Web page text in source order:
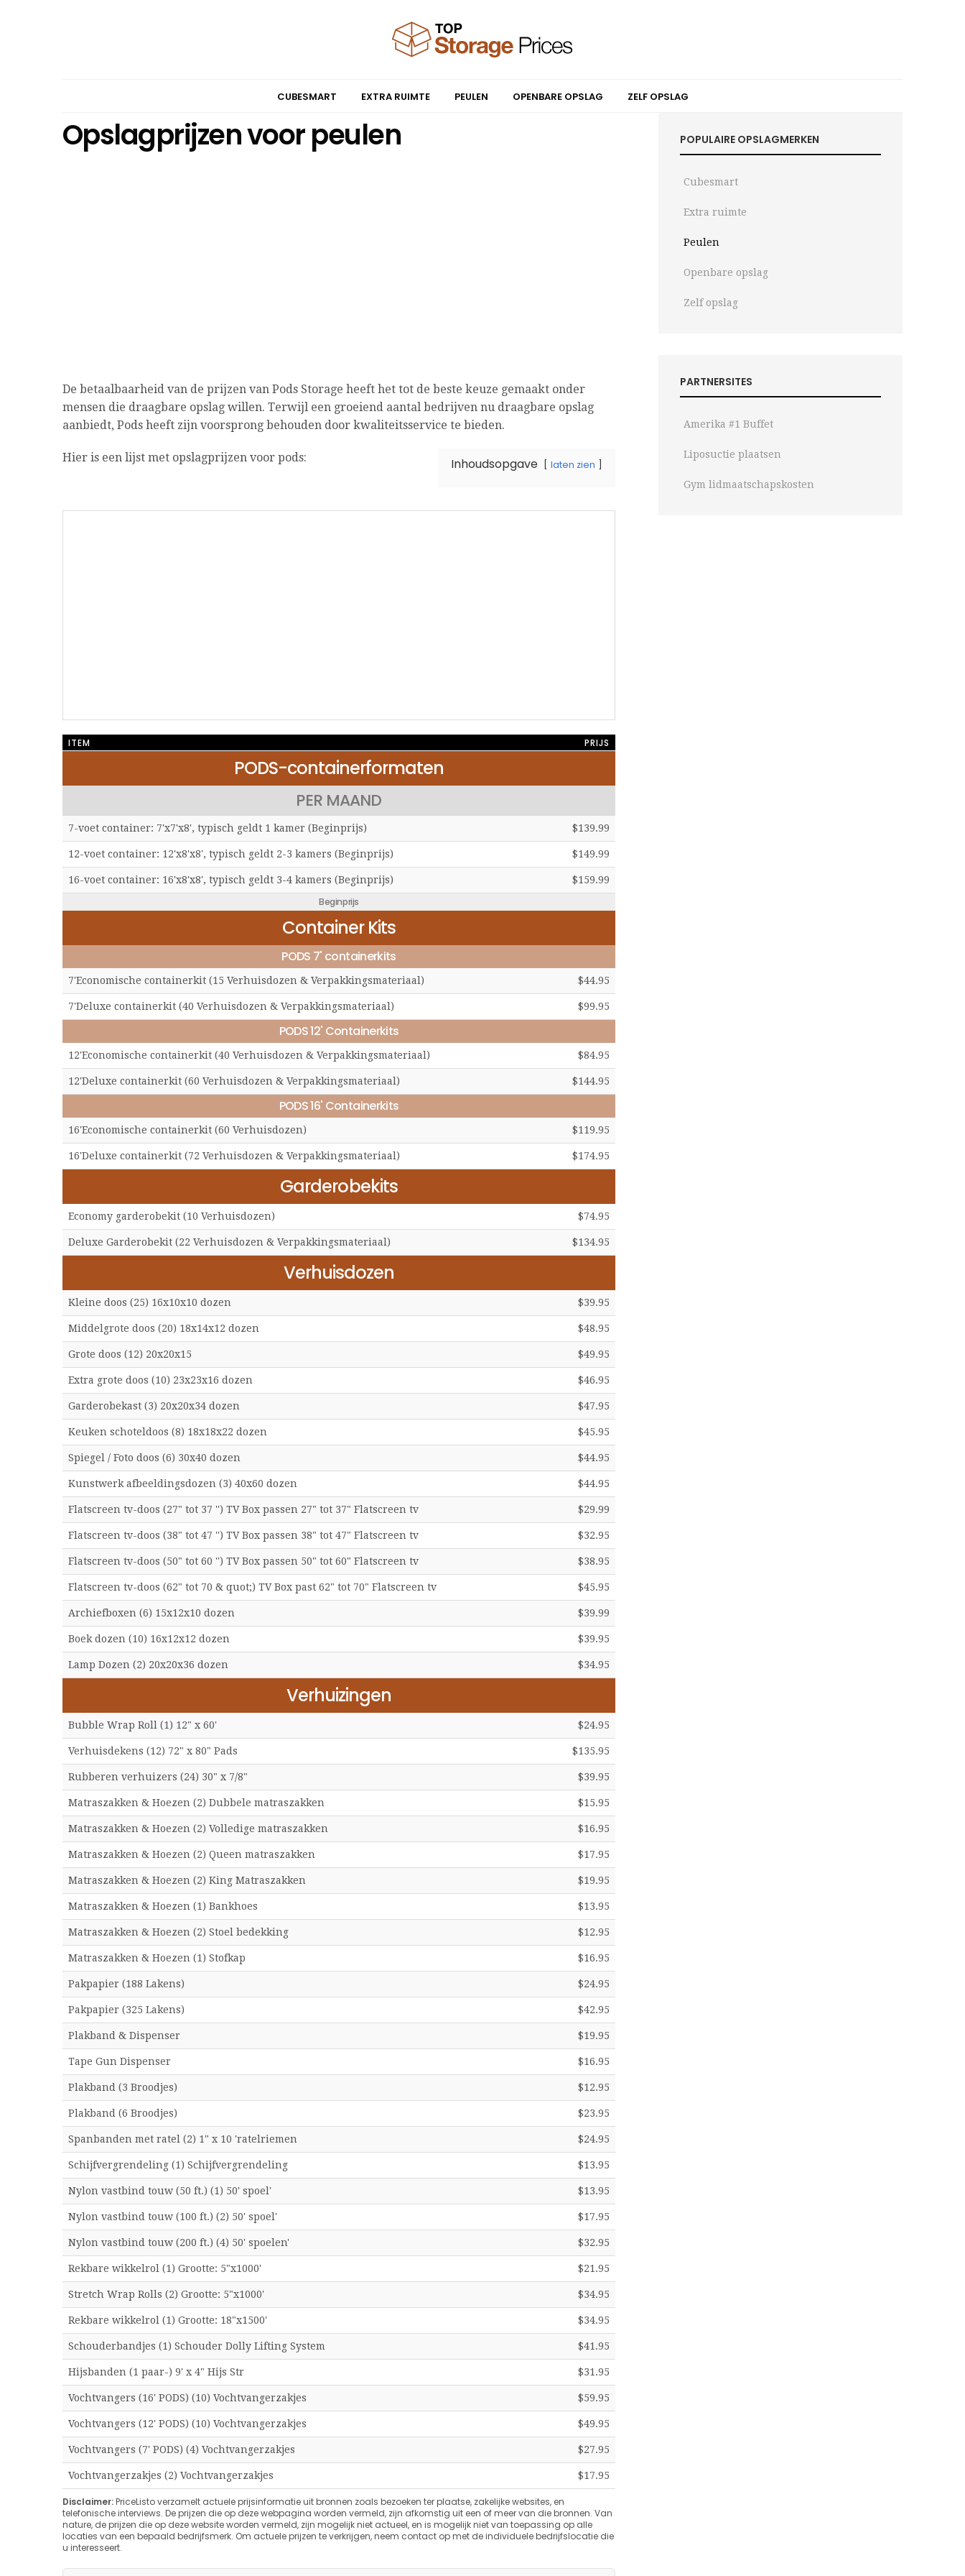
CUBESMART EXTRA RUIMTE PEULEN OPENBARE OPSLAG ZELF OPSLAG
Opslagprijzen voor peulen
De betaalbaarheid van de prijzen van Pods Storage heeft het tot de beste keuze gemaakt onder
mensen die draagbare opslag willen. Terwijl een groeiend aantal bedrijven nu draagbare opslag
aanbiedt, Pods heeft zijn voorsprong behouden door kwaliteitsservice te bieden.
Inhoudsopgave laten zien
Hier is een lijst met opslagprijzen voor pods:
ITEM PRIJS
PODS-containerformaten
PER MAAND
7-voet container: 7'x7'x8', typisch geldt 1 kamer (Beginprijs) $139.99
12-voet container: 12'x8'x8', typisch geldt 2-3 kamers (Beginprijs) $149.99
16-voet container: 16'x8'x8', typisch geldt 3-4 kamers (Beginprijs) $159.99
Beginprijs
Container Kits
PODS 7' containerkits
7'Economische containerkit (15 Verhuisdozen & Verpakkingsmateriaal) $44.95
7'Deluxe containerkit (40 Verhuisdozen & Verpakkingsmateriaal) $99.95
PODS 12' Containerkits
12'Economische containerkit (40 Verhuisdozen & Verpakkingsmateriaal) $84.95
12'Deluxe containerkit (60 Verhuisdozen & Verpakkingsmateriaal) $144.95
PODS 16' Containerkits
16'Economische containerkit (60 Verhuisdozen) $119.95
16'Deluxe containerkit (72 Verhuisdozen & Verpakkingsmateriaal) $174.95
Garderobekits
Economy garderobekit (10 Verhuisdozen) $74.95
Deluxe Garderobekit (22 Verhuisdozen & Verpakkingsmateriaal) $134.95
Verhuisdozen
Kleine doos (25) 16x10x10 dozen $39.95
Middelgrote doos (20) 18x14x12 dozen $48.95
Grote doos (12) 20x20x15 $49.95
Extra grote doos (10) 23x23x16 dozen $46.95
Garderobekast (3) 20x20x34 dozen $47.95
Keuken schoteldoos (8) 18x18x22 dozen $45.95
Spiegel / Foto doos (6) 30x40 dozen $44.95
Kunstwerk afbeeldingsdozen (3) 40x60 dozen $44.95
Flatscreen tv-doos (27" tot 37 '') TV Box passen 27" tot 37" Flatscreen tv $29.99
Flatscreen tv-doos (38" tot 47 '') TV Box passen 38" tot 47" Flatscreen tv $32.95
Flatscreen tv-doos (50" tot 60 '') TV Box passen 50" tot 60" Flatscreen tv $38.95
Flatscreen tv-doos (62" tot 70 & quot;) TV Box past 62" tot 70" Flatscreen tv $45.95
Archiefboxen (6) 15x12x10 dozen $39.99
Boek dozen (10) 16x12x12 dozen $39.95
Lamp Dozen (2) 20x20x36 dozen $34.95
Verhuizingen
Bubble Wrap Roll (1) 12" x 60' $24.95
Verhuisdekens (12) 72" x 80" Pads $135.95
Rubberen verhuizers (24) 30" x 7/8" $39.95
Matraszakken & Hoezen (2) Dubbele matraszakken $15.95
Matraszakken & Hoezen (2) Volledige matraszakken $16.95
Matraszakken & Hoezen (2) Queen matraszakken $17.95
Matraszakken & Hoezen (2) King Matraszakken $19.95
Matraszakken & Hoezen (1) Bankhoes $13.95
Matraszakken & Hoezen (2) Stoel bedekking $12.95
Matraszakken & Hoezen (1) Stofkap $16.95
Pakpapier (188 Lakens) $24.95
Pakpapier (325 Lakens) $42.95
Plakband & Dispenser $19.95
Tape Gun Dispenser $16.95
Plakband (3 Broodjes) $12.95
Plakband (6 Broodjes) $23.95
Spanbanden met ratel (2) 1" x 10 'ratelriemen $24.95
Schijfvergrendeling (1) Schijfvergrendeling $13.95
Nylon vastbind touw (50 ft.) (1) 50' spoel' $13.95
Nylon vastbind touw (100 ft.) (2) 50' spoel' $17.95
Nylon vastbind touw (200 ft.) (4) 50' spoelen' $32.95
Rekbare wikkelrol (1) Grootte: 5"x1000' $21.95
Stretch Wrap Rolls (2) Grootte: 5"x1000' $34.95
Rekbare wikkelrol (1) Grootte: 18"x1500' $34.95
Schouderbandjes (1) Schouder Dolly Lifting System $41.95
Hijsbanden (1 paar-) 9' x 4" Hijs Str $31.95
Vochtvangers (16' PODS) (10) Vochtvangerzakjes $59.95
Vochtvangers (12' PODS) (10) Vochtvangerzakjes $49.95
Vochtvangers (7' PODS) (4) Vochtvangerzakjes $27.95
Vochtvangerzakjes (2) Vochtvangerzakjes $17.95
Disclaimer:PriceListo verzamelt actuele prijsinformatie uit bronnen zoals bezoeken ter plaatse, zakelijke websites, en
telefonische interviews. De prijzen die op deze webpagina worden vermeld, zijn afkomstig uit een of meer van die bronnen. Van
nature, de prijzen die op deze website worden vermeld, zijn mogelijk niet actueel, en is mogelijk niet van toepassing op alle
locaties van een bepaald bedrijfsmerk. Om actuele prijzen te verkrijgen, neem contact op met de individuele bedrijfslocatie die
u interesseert.
POPULAIRE OPSLAGMERKEN
Cubesmart
Extra ruimte
Peulen
Openbare opslag
Zelf opslag
PARTNERSITES
Amerika #1 Buffet
Liposuctie plaatsen
Gym lidmaatschapskosten